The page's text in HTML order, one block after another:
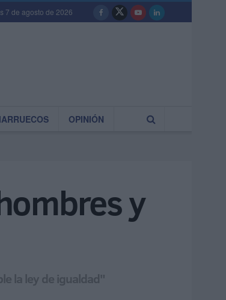
7 de agosto de 2026
OPINIÓN
y
la ley de igualdad"